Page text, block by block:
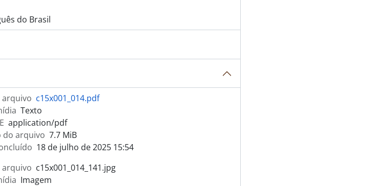
do Brasil
arquivo c15x001_014.pdf
Texto
application/pdf
do arquivo 7.7 MiB
18 de julho de 2025 15:54
arquivo c15x001_014_141.jpg
Imagem